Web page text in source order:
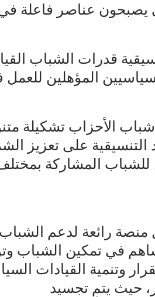
يصبحون عناصر فاعلة في
قدرات الشباب
المؤهلين
الأحزاب تشكيلة
على تعزيز
للشباب المشاركة
منصة رائعة لدعم
في تمكين الشباب
وتنمية القيادات
حيث يتم تجسيد